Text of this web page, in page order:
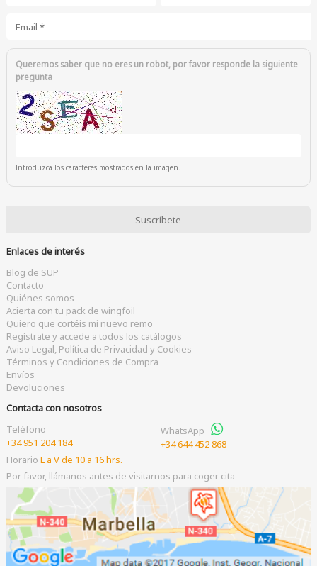
Queremos saber que no eres un robot, por favor responde la siguiente
pregunta
Introduzca los caracteres mostrados en la imagen.
Enlaces de interés
Blog de SUP
Contacto
Quiénes somos
Acierta con tu pack de wingfoil
Quiero que cortéis mi nuevo remo
Regístrate y accede a todos los catálogos
Aviso Legal, Política de Privacidad y Cookies
Términos y Condiciones de Compra
Envíos
Devoluciones
Contacta con nosotros
Teléfono
+34 951 204 184
WhatsApp
+34 644 452 868
Horario L a V de 10 a 16 hrs.
Por favor, llámanos antes de visitarnos para coger cita